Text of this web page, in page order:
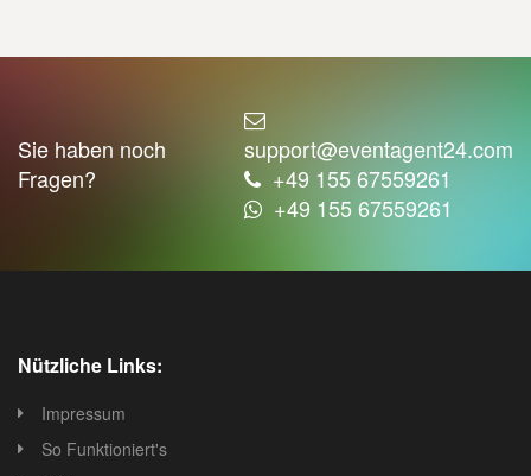
Sie haben noch
Fragen?
support@eventagent24.com
+49 155 67559261
+49 155 67559261
Nützliche Links:
Impressum
So Funktioniert's